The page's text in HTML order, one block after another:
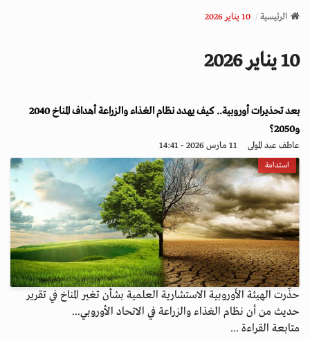
v
a
o
n
الرئيسية 10 يناير 2026
10 يناير 2026
بعد تحذيرات أوروبية.. كيف يهدد نظام الغذاء والزراعة أهداف المناخ 2040
و2050؟
عاطف عبد المولى 11 مارس 2026 - 14:41
استدامة
حذّرت الهيئة الأوروبية الاستشارية العلمية بشأن تغير المناخ في تقرير
حديث من أن نظام الغذاء والزراعة في الاتحاد الأوروبي...
متابعة القراءة ...